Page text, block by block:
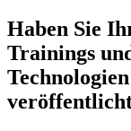
Haben Sie
Trainings